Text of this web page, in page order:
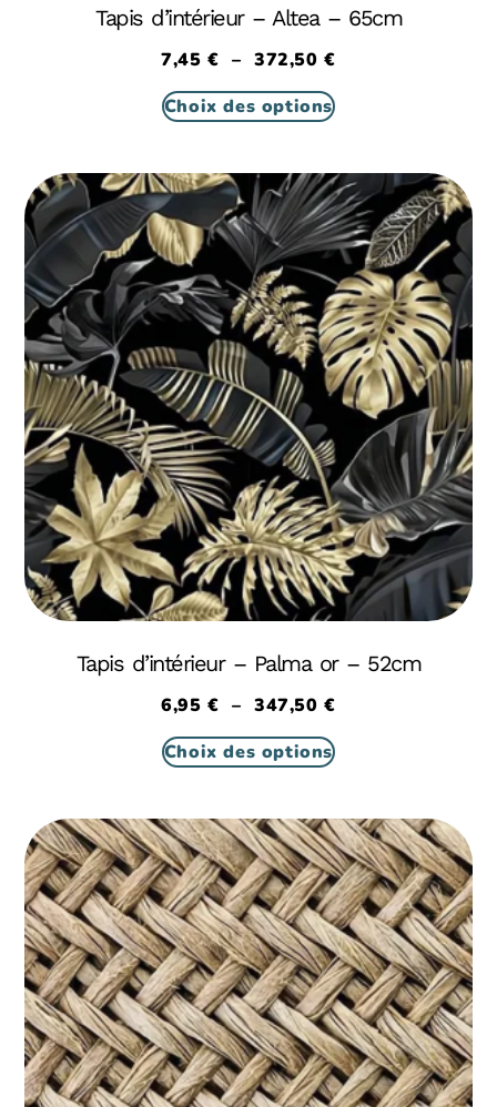
Tapis d’intérieur – Altea – 65cm
7,45€ – 372,50€
Choix des options
Tapis d’intérieur – Palma or – 52cm
6,95€ – 347,50€
Choix des options